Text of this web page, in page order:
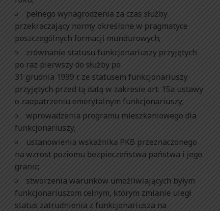
pełnego wynagrodzenia za czas służby
przekraczający normy określone w pragmatyce
poszczególnych formacji mundurowych;
zrównanie statusu funkcjonariuszy przyjętych
po raz pierwszy do służby po
31 grudnia 1999 r. ze statusem funkcjonariuszy
przyjętych przed tą datą w zakresie art. 15a ustawy
o zaopatrzeniu emerytalnym funkcjonariuszy;
wprowadzenia programu mieszkaniowego dla
funkcjonariuszy;
ustanowienia wskaźnika PKB przeznaczonego
na wzrost poziomu bezpieczeństwa państwa i jego
granic;
stworzenia warunków umożliwiających byłym
funkcjonariuszom celnym, którym zmianie uległ
status zatrudnienia z funkcjonariusza na